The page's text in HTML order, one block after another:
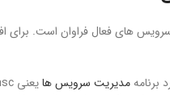
های فعال فراوان است. برای
برنامهمدیریت سرویس ها